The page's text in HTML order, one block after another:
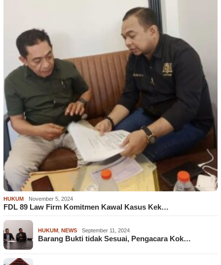
HUKUM November 5, 2024
FDL 89 Law Firm Komitmen Kawal Kasus Kek…
HUKUM NEWS September 11, 2024
Barang Bukti tidak Sesuai, Pengacara Kok…